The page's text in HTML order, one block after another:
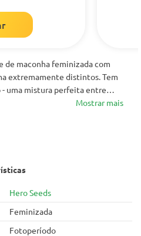
de maconha feminizada com
extremamente distintos. Tem
- uma mistura perfeita entre
variedade tem um aroma cítrico
de terra. É uma cepa 80%
calmante, sedativa e
de CBD de 1,1% do Zombi
e é perfeita para fumar à noite
Mostrar mais
Hero Seeds
Feminizada
Fotoperíodo